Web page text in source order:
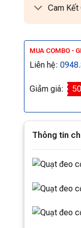
Cam Kết
MUA COMBO -
Liên hệ:
Giảm giá:
Thông tin